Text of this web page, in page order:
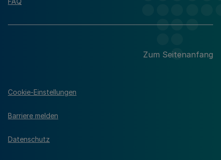
Zum Seitenanfang
Cookie-Einstellungen
Barriere melden
Datenschutz